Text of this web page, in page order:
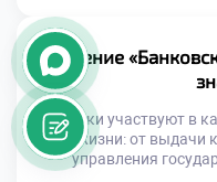
специалистов
будет работать
Именно поэтому
Обучение
Банки участвуют в
жизни: от выдачи
управления